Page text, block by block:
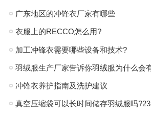
广东地区的冲锋衣厂家有哪些
衣服上的RECCO怎么用?
加工冲锋衣需要哪些设备和技术?
冲锋衣养护指南及洗护建议
真空
欢迎访问睿牛，马上咨询有机会获